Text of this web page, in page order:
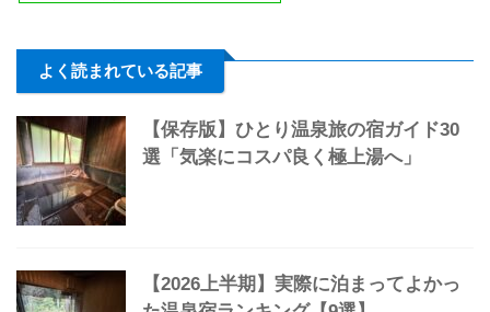
よく読まれている記事
【保存版】ひとり温泉旅の宿ガイド30
選「気楽にコスパ良く極上湯へ」
【2026上半期】実際に泊まってよかっ